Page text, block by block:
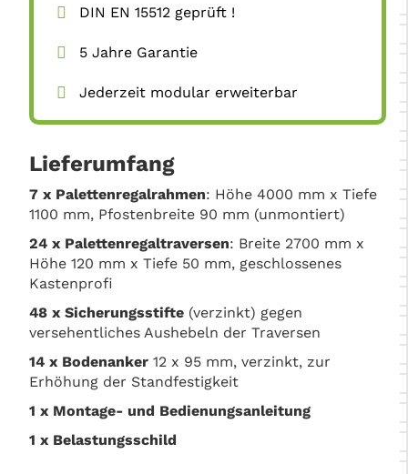
DIN EN 15512 geprüft !
5 Jahre Garantie
Jederzeit modular erweiterbar
Lieferumfang
7 x Palettenregalrahmen: Höhe 4000 mm x Tiefe
1100 mm, Pfostenbreite 90 mm (unmontiert)
24 x Palettenregaltraversen: Breite 2700 mm x
Höhe 120 mm x Tiefe 50 mm, geschlossenes
Kastenprofi
48 x Sicherungsstifte (verzinkt) gegen
versehentliches Aushebeln der Traversen
14 x Bodenanker 12 x 95 mm, verzinkt, zur
Erhöhung der Standfestigkeit
1 x Montage- und Bedienungsanleitung
1 x Belastungsschild